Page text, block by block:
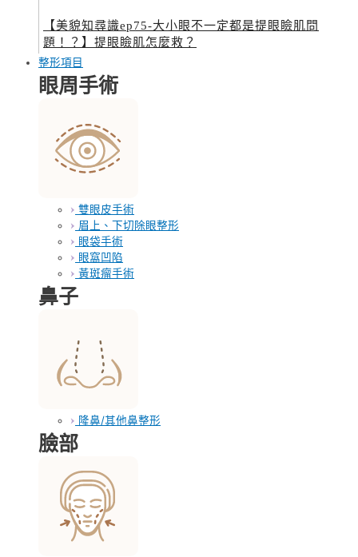
【美貌知尋識ep75-大小眼不一定都是提眼瞼肌問
題！？】提眼瞼肌怎麼救？
整形項目
眼周手術
雙眼皮手術
眉上、下切除眼整形
眼袋手術
眼窩凹陷
黃斑瘤手術
鼻子
隆鼻/其他鼻整形
臉部